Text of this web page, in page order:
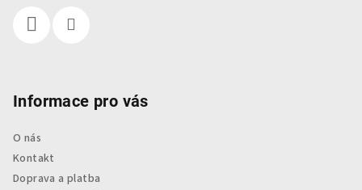
Informace pro vás
O nás
Kontakt
Doprava a platba